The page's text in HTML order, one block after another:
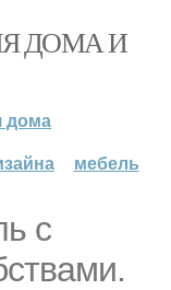
ДОМА И
дома
мебель
с